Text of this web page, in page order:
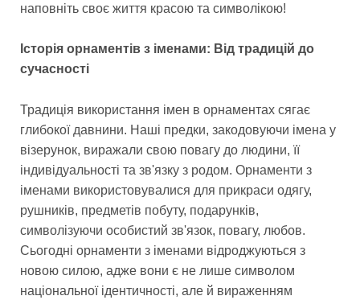
наповніть своє життя красою та символікою!
Історія орнаментів з іменами: Від традицій до
сучасності
Традиція використання імен в орнаментах сягає
глибокої давнини. Наші предки, закодовуючи імена у
візерунок, виражали свою повагу до людини, її
індивідуальності та зв'язку з родом. Орнаменти з
іменами використовувалися для прикраси одягу,
рушників, предметів побуту, подарунків,
символізуючи особистий зв'язок, повагу, любов.
Сьогодні орнаменти з іменами відроджуються з
новою силою, адже вони є не лише символом
національної ідентичності, але й вираженням